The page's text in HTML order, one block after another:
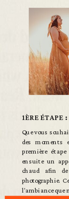
Que vous
des moments
première
ensuite un
chaud afin
photographie.
l'ambiance que
1ÈRE ÉTAPE :